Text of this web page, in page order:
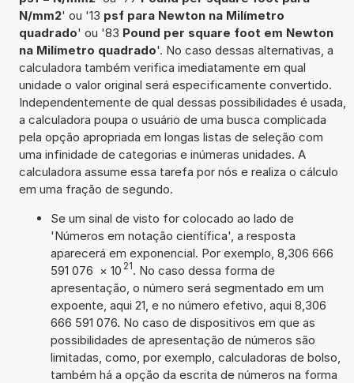
N/mm2' ou '13 psf para Newton na Milímetro
quadrado' ou '83 Pound per square foot em Newton
na Milímetro quadrado'. No caso dessas alternativas, a
calculadora também verifica imediatamente em qual
unidade o valor original será especificamente convertido.
Independentemente de qual dessas possibilidades é usada,
a calculadora poupa o usuário de uma busca complicada
pela opção apropriada em longas listas de seleção com
uma infinidade de categorias e inúmeras unidades. A
calculadora assume essa tarefa por nós e realiza o cálculo
em uma fração de segundo.
Se um sinal de visto for colocado ao lado de
'Números em notação científica', a resposta
aparecerá em exponencial. Por exemplo, 8,306 666
591 076 × 10 21. No caso dessa forma de
apresentação, o número será segmentado em um
expoente, aqui 21, e no número efetivo, aqui 8,306
666 591 076. No caso de dispositivos em que as
possibilidades de apresentação de números são
limitadas, como, por exemplo, calculadoras de bolso,
também há a opção da escrita de números na forma